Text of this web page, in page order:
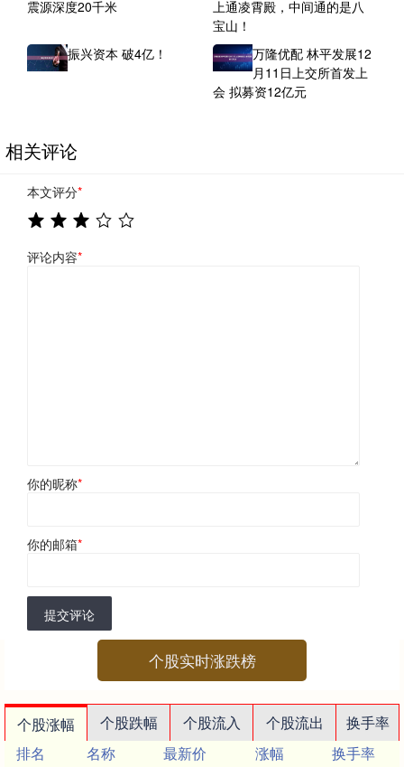
震源深度20千米
上通凌霄殿，中间通的是八
宝山！
振兴资本 破4亿！
万隆优配 林平发展12
月11日上交所首发上
会 拟募资12亿元
相关评论
本文评分*
评论内容*
你的昵称*
你的邮箱*
提交评论
个股实时涨跌榜
个股涨幅 个股跌幅 个股流入 个股流出
换手率
排名
名称 最新价 涨幅
换手率